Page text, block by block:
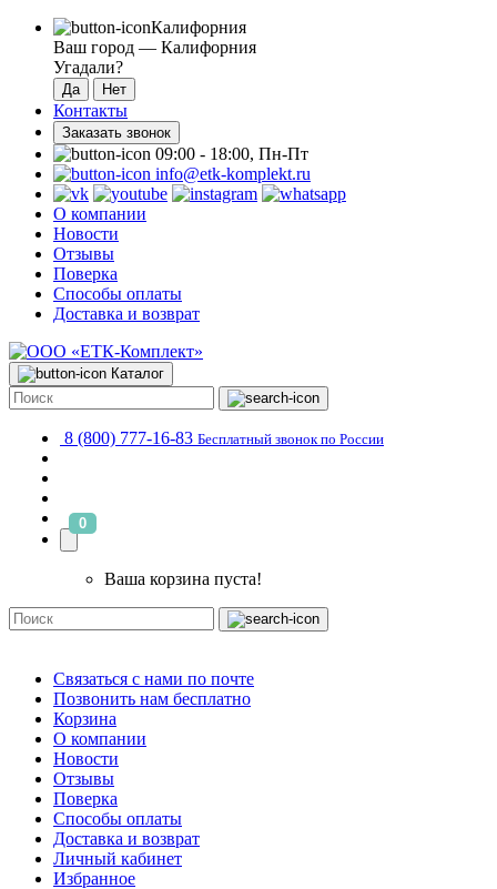
Калифорния
Ваш город — Калифорния
Угадали?
Контакты
Заказать звонок
09:00 - 18:00, Пн-Пт
info@etk-komplekt.ru
О компании
Новости
Отзывы
Поверка
Способы оплаты
Доставка и возврат
Каталог
8 (800) 777-16-83 Бесплатный звонок по России
0
Ваша корзина пуста!
Связаться с нами по почте
Позвонить нам бесплатно
Корзина
О компании
Новости
Отзывы
Поверка
Способы оплаты
Доставка и возврат
Личный кабинет
Избранное